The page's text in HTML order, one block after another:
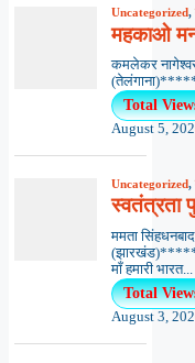
Uncategorized,
महकाओ
कमलेकर नागेश्वर
Total
August 5,
Uncategorized,
स्वतंत्रता
ममता सिंहधनबाद
माँ हमारी भारत...
Total
August 3,